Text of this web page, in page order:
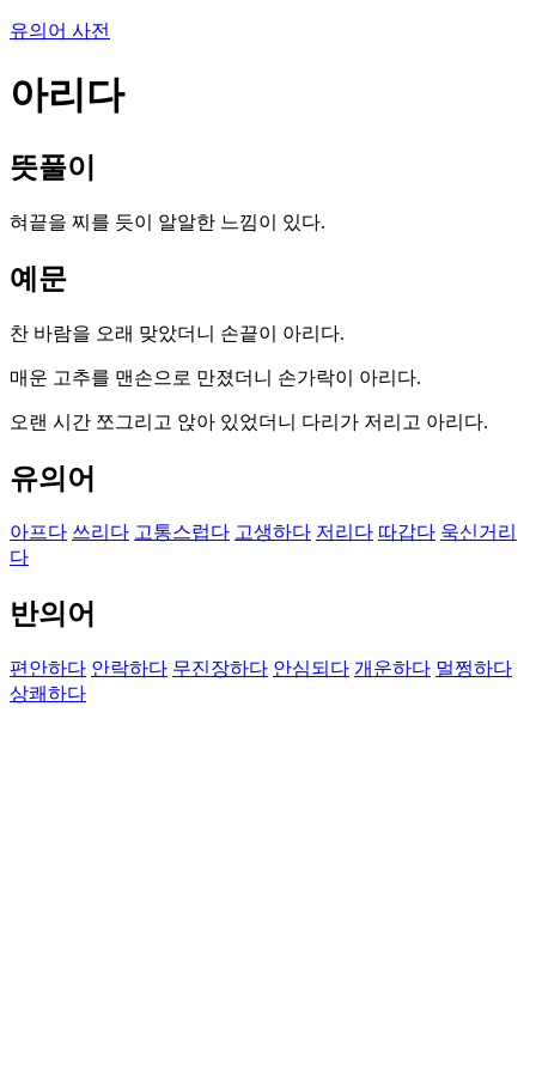
유의어 사전
아리다
뜻풀이
혀끝을 찌를 듯이 알알한 느낌이 있다.
예문
찬 바람을 오래 맞았더니 손끝이 아리다.
매운 고추를 맨손으로 만졌더니 손가락이 아리다.
오랜 시간 쪼그리고 앉아 있었더니 다리가 저리고 아리다.
유의어
아프다 쓰리다 고통스럽다 고생하다 저리다 따갑다 욱신거리
다
반의어
편안하다 안락하다 무진장하다 안심되다 개운하다 멀쩡하다
상쾌하다